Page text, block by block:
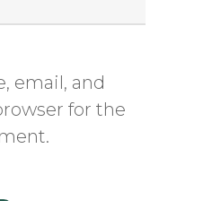
email, and
for the